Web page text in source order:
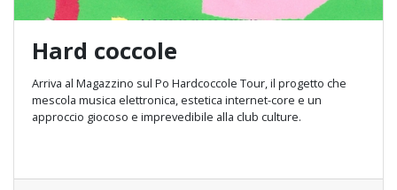
Hard coccole
Arriva al Magazzino sul Po Hardcoccole Tour, il progetto che
mescola musica elettronica, estetica internet-core e un
approccio giocoso e imprevedibile alla club culture.